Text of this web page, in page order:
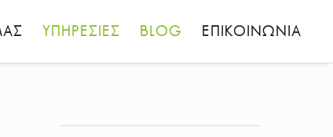
ΥΠΗΡΕΣΙΕΣ BLOG ΕΠΙΚΟΙΝΩΝΙΑ